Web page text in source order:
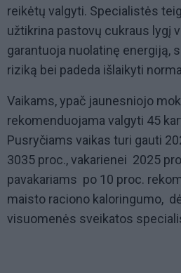
reikėtų valgyti. Specialistės
užtikrina pastovų cukraus lygį
garantuoja nuolatinę energiją,
riziką bei padeda išlaikyti
Vaikams, ypač jaunesniojo
rekomenduojama valgyti 45
Pusryčiams vaikas turi gauti
3035 proc., vakarienei  2025
pavakariams  po 10 proc.
maisto raciono kaloringumo, 
visuomenės sveikatos